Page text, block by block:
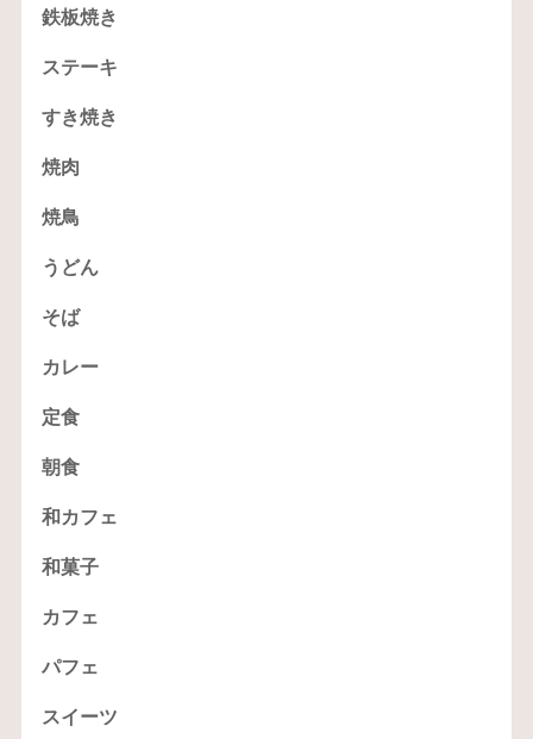
鉄板焼き
ステーキ
すき焼き
焼肉
焼鳥
うどん
そば
カレー
定食
朝食
和カフェ
和菓子
カフェ
パフェ
スイーツ